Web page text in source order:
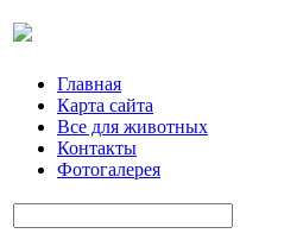
Главная
Карта сайта
Все для животных
Контакты
Фотогалерея